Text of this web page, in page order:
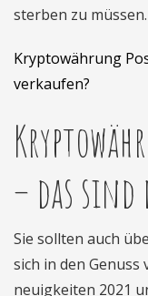
sterben zu müssen.
Kryptowährung
verkaufen?
– das sind
Sie sollten auch
sich in den Genuss
neuigkeiten 2021